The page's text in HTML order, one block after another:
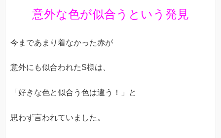
意外な色が似合うという発見
今まであまり着なかった赤が
意外にも似合われたS様は、
「好きな色と似合う色は違う！」と
思わず言われていました。